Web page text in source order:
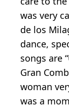
was very
de los
dance,
songs are
Gran
woman
was a